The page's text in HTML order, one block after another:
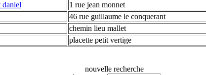
daniel 1 rue jean monnet
46 rue guillaume le conquerant
chemin lieu mallet
placette petit vertige
nouvelle recherche